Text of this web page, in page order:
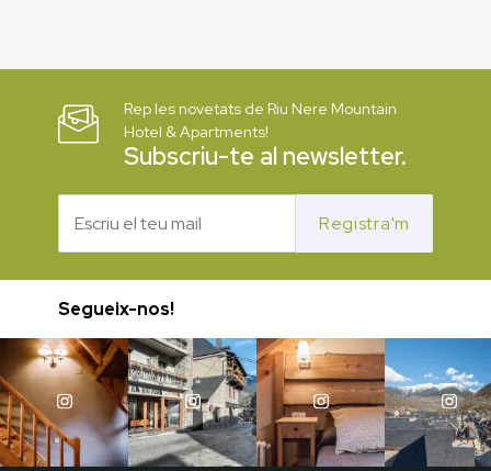
Rep les novetats de Riu Nere Mountain
Hotel & Apartments!
Subscriu-te al newsletter.
Registra'm
Segueix-nos!